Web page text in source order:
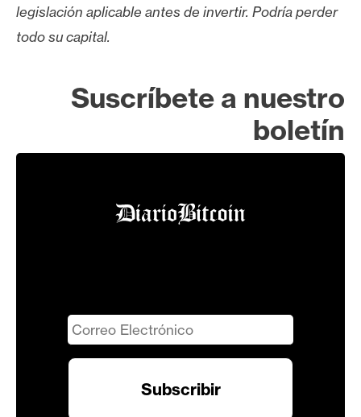
legislación aplicable antes de invertir. Podría perder
todo su capital.
Suscríbete a nuestro
boletín